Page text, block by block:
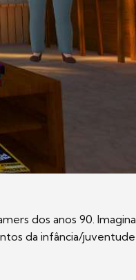
dos anos 90. Imagina
da infância/juventude